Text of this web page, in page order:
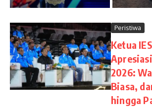
Peristiwa
Ketua
2026:
Biasa,
hingga